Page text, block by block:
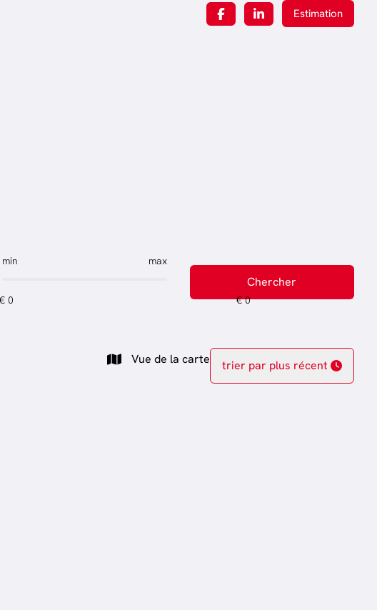
Estimation
min max
Chercher
Vue de la carte trier par plus récent